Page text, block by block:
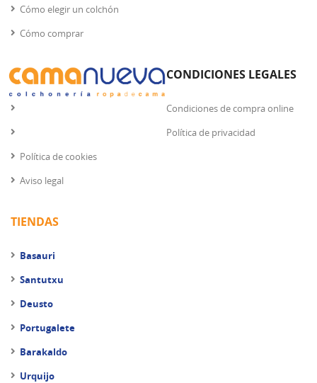
Cómo elegir un colchón
Cómo comprar
CONDICIONES LEGALES
Condiciones de compra online
Política de privacidad
Política de cookies
Aviso legal
TIENDAS
Basauri
Santutxu
Deusto
Portugalete
Barakaldo
Urquijo